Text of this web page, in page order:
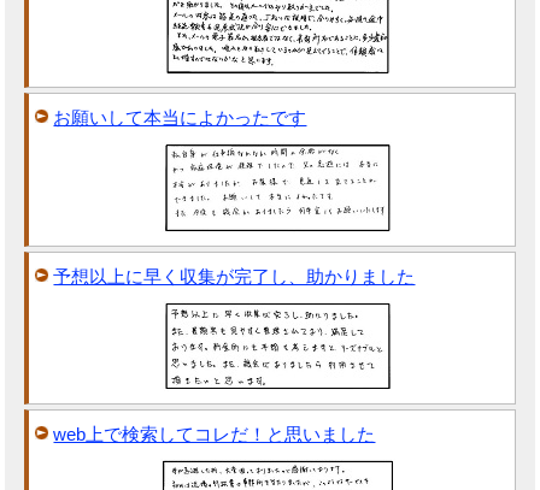
お願いして本当によかったです
予想以上に早く収集が完了し、助かりました
web上で検索してコレだ！と思いました